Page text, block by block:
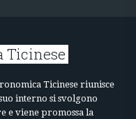
Ticinese
Ticinese riunisce
interno si svolgono
e viene promossa la